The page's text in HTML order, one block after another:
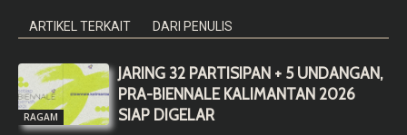
ARTIKEL TERKAIT DARI PENULIS
RAGAM
JARING 32 PARTISIPAN + 5 UNDANGAN,
PRA-BIENNALE KALIMANTAN 2026
SIAP DIGELAR